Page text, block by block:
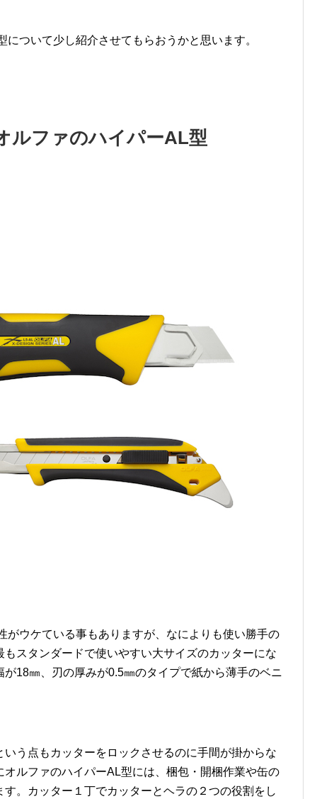
ついて少し紹介させてもらおうかと思います。
ルファのハイパーAL型
がウケている事もありますが、なによりも使い勝手の
スタンダードで使いやすい大サイズのカッターにな
18㎜、刃の厚みが0.5㎜のタイプで紙から薄手のベニ
う点もカッターをロックさせるのに手間が掛からな
ルファのハイパーAL型には、梱包・開梱作業や缶の
。カッター１丁でカッターとヘラの２つの役割をし